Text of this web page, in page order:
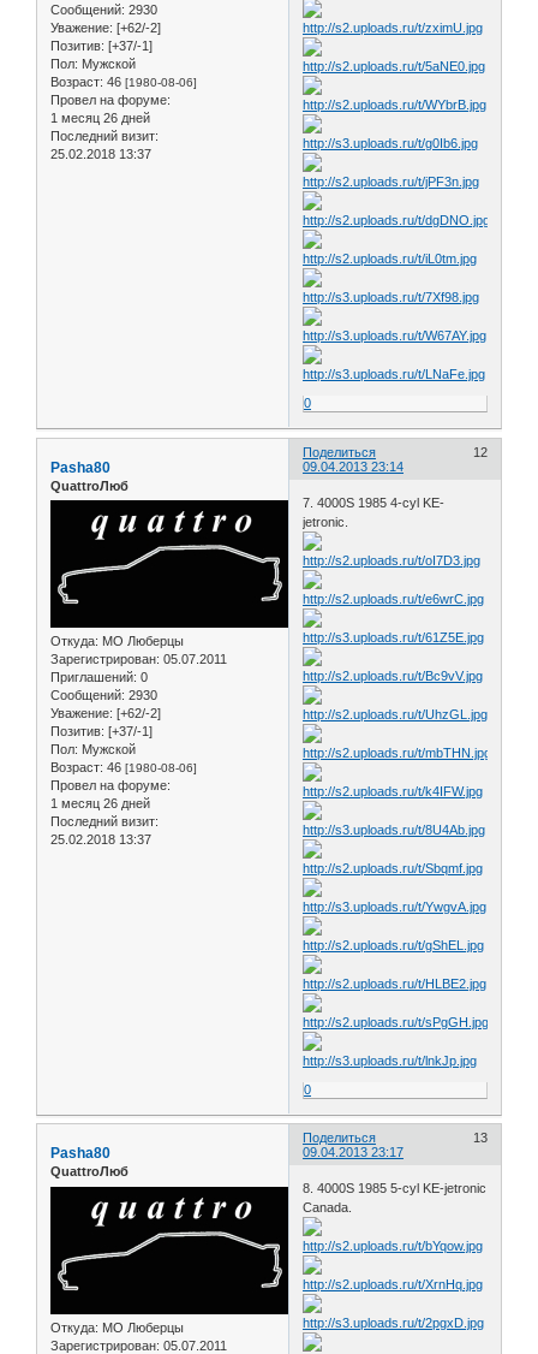
Сообщений: 2930
Уважение: [+62/-2]
Позитив: [+37/-1]
Пол: Мужской
Возраст: 46 [1980-08-06]
Провел на форуме:
1 месяц 26 дней
Последний визит:
25.02.2018 13:37
0
Поделиться
12
09.04.2013 23:14
Pasha80
QuattroЛюб
Откуда: МО Люберцы
Зарегистрирован: 05.07.2011
Приглашений: 0
Сообщений: 2930
Уважение: [+62/-2]
Позитив: [+37/-1]
Пол: Мужской
Возраст: 46 [1980-08-06]
Провел на форуме:
1 месяц 26 дней
Последний визит:
25.02.2018 13:37
7. 4000S 1985 4-cyl KE-
jetronic.
0
Поделиться
13
09.04.2013 23:17
Pasha80
QuattroЛюб
Откуда: МО Люберцы
Зарегистрирован: 05.07.2011
8. 4000S 1985 5-cyl KE-jetronic
Canada.